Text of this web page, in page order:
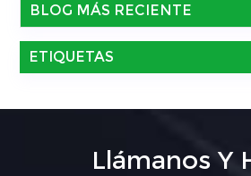
BLOG MÁS RECIENTE
ETIQUETAS
Llámanos Y